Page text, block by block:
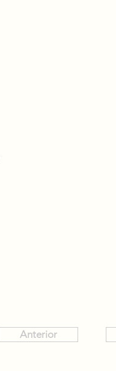
Anterior